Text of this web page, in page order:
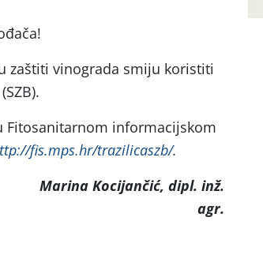
zaštiti vinograda smiju koristiti
Fitosanitarnom informacijskom
fis.mps.hr/trazilicaszb/.
Marina Kocijančić, dipl. inž.
agr.